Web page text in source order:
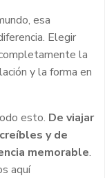
esa
Elegir
la
y la forma en
esto. De viajar
y de
memorable.
aquí